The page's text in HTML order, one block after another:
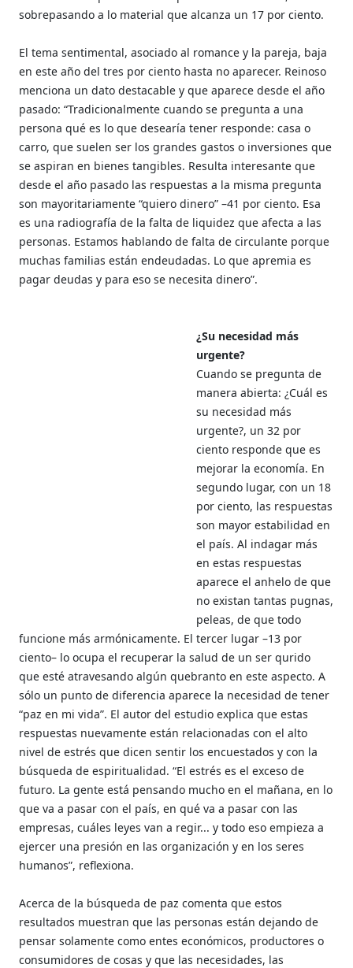
sobrepasando a lo material que alcanza un 17 por ciento.
El tema sentimental, asociado al romance y la pareja, baja
en este año del tres por ciento hasta no aparecer. Reinoso
menciona un dato destacable y que aparece desde el año
pasado: “Tradicionalmente cuando se pregunta a una
persona qué es lo que desearía tener responde: casa o
carro, que suelen ser los grandes gastos o inversiones que
se aspiran en bienes tangibles. Resulta interesante que
desde el año pasado las respuestas a la misma pregunta
son mayoritariamente “quiero dinero” –41 por ciento. Esa
es una radiografía de la falta de liquidez que afecta a las
personas. Estamos hablando de falta de circulante porque
muchas familias están endeudadas. Lo que apremia es
pagar deudas y para eso se necesita dinero”.
¿Su necesidad más
urgente?
Cuando se pregunta de
manera abierta: ¿Cuál es
su necesidad más
urgente?, un 32 por
ciento responde que es
mejorar la economía. En
segundo lugar, con un 18
por ciento, las respuestas
son mayor estabilidad en
el país. Al indagar más
en estas respuestas
aparece el anhelo de que
no existan tantas pugnas,
peleas, de que todo
funcione más armónicamente. El tercer lugar –13 por
ciento– lo ocupa el recuperar la salud de un ser qurido
que esté atravesando algún quebranto en este aspecto. A
sólo un punto de diferencia aparece la necesidad de tener
“paz en mi vida”. El autor del estudio explica que estas
respuestas nuevamente están relacionadas con el alto
nivel de estrés que dicen sentir los encuestados y con la
búsqueda de espiritualidad. “El estrés es el exceso de
futuro. La gente está pensando mucho en el mañana, en lo
que va a pasar con el país, en qué va a pasar con las
empresas, cuáles leyes van a regir... y todo eso empieza a
ejercer una presión en las organización y en los seres
humanos”, reflexiona.
Acerca de la búsqueda de paz comenta que estos
resultados muestran que las personas están dejando de
pensar solamente como entes económicos, productores o
consumidores de cosas y que las necesidades, las